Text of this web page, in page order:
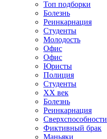
Топ подборки
Болезнь
Реинкарнация
Студенты
Молодость
Офис
Офис
Юристы
Полиция
Студенты
ХХ век
Болезнь
Реинкарнация
Сверхспособности
Фиктивный брак
Маньяки